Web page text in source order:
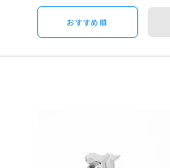
カテゴリーから探す
おすすめ順